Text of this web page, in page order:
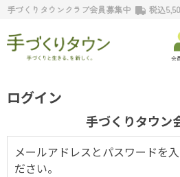
手づくりタウンクラブ会員募集中 税込
会
ログイン
手づくりタウン
メールアドレスとパスワードを
ださい。